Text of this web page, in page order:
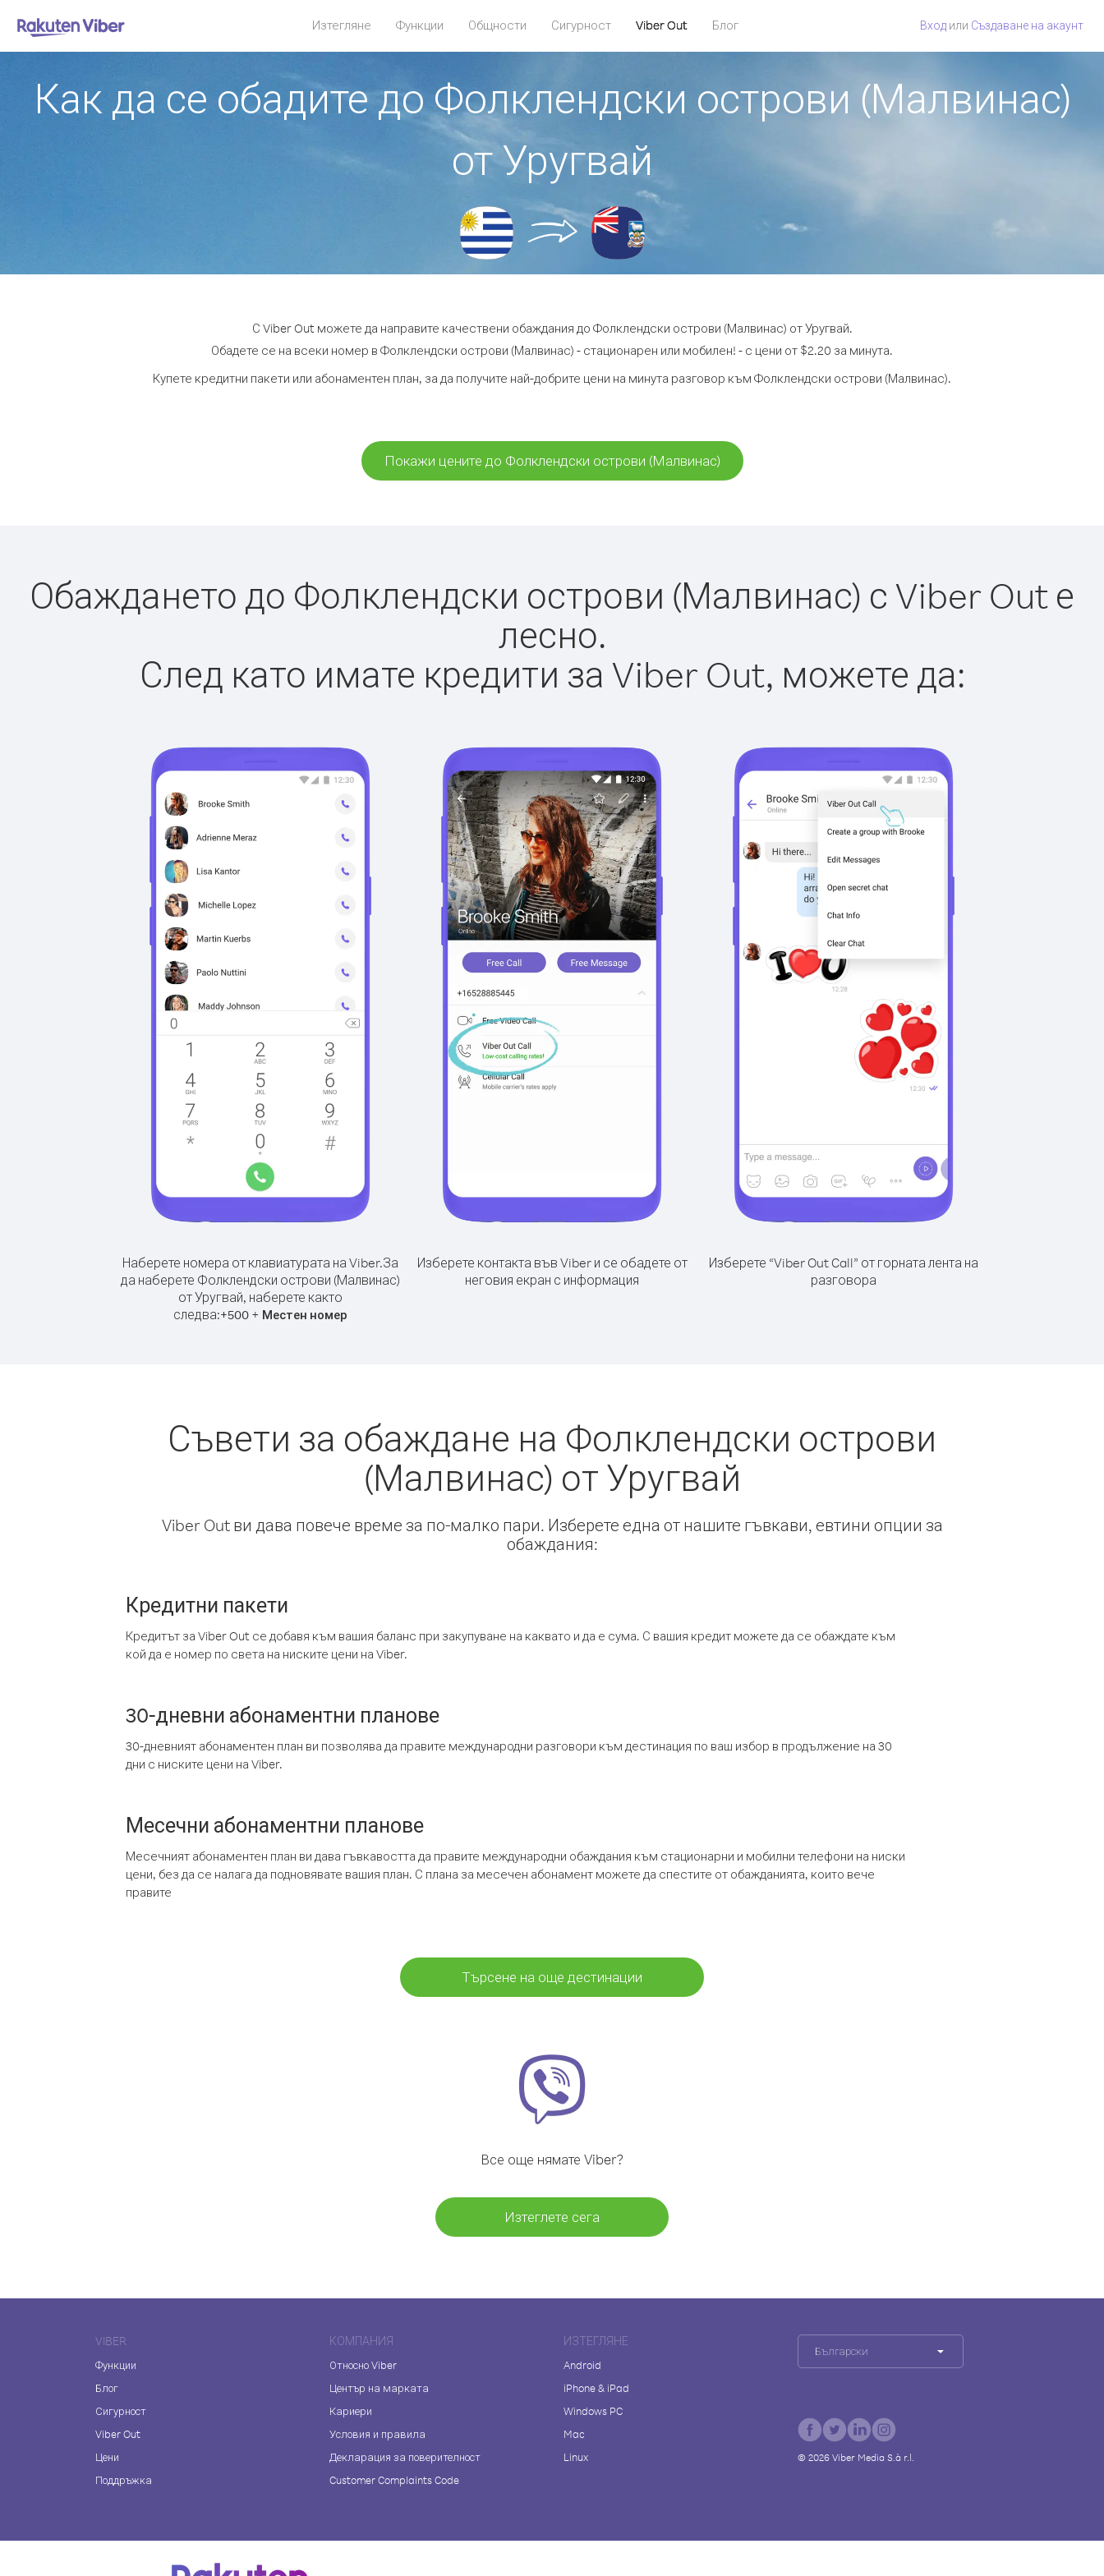
Изтегляне Функции Общности Сигурност Viber Out Блог Вход или Създаване на акаунт
Как да се обадите до Фолклендски острови (Малвинас)
от Уругвай
С Viber Out можете да направите качествени обаждания до Фолклендски острови (Малвинас) от Уругвай.
Обадете се на всеки номер в Фолклендски острови (Малвинас) - стационарен или мобилен! - с цени от $2.20 за минута.
Купете кредитни пакети или абонаментен план, за да получите най-добрите цени на минута разговор към Фолклендски острови (Малвинас).
Покажи цените до Фолклендски острови (Малвинас)
Обаждането до Фолклендски острови (Малвинас) с Viber Out е
лесно.
След като имате кредити за Viber Out, можете да:
Наберете номера от клавиатурата на Viber.За
да наберете Фолклендски острови (Малвинас)
от Уругвай, наберете както
следва:+500 + Местен номер
Изберете контакта във Viber и се обадете от
неговия екран с информация
Изберете “Viber Out Call” от горната лента на
разговора
Съвети за обаждане на Фолклендски острови
(Малвинас) от Уругвай
Viber Out ви дава повече време за по-малко пари. Изберете една от нашите гъвкави, евтини опции за
обаждания:
Кредитни пакети
Кредитът за Viber Out се добавя към вашия баланс при закупуване на каквато и да е сума. С вашия кредит можете да се обаждате към
кой да е номер по света на ниските цени на Viber.
30-дневни абонаментни планове
30-дневният абонаментен план ви позволява да правите международни разговори към дестинация по ваш избор в продължение на 30
дни с ниските цени на Viber.
Месечни абонаментни планове
Месечният абонаментен план ви дава гъвкавостта да правите международни обаждания към стационарни и мобилни телефони на ниски
цени, без да се налага да подновявате вашия план. С плана за месечен абонамент можете да спестите от обажданията, които вече
правите
Търсене на още дестинации
Все още нямате Viber?
Изтеглете сега
VIBER
Функции
Блог
Сигурност
Viber Out
Цени
Поддръжка
КОМПАНИЯ
Относно Viber
Център на марката
Кариери
Условия и правила
Декларация за поверителност
Customer Complaints Code
ИЗТЕГЛЯНЕ
Android
iPhone & iPad
Windows PC
Mac
Linux
Български
© 2026 Viber Media S.à r.l.